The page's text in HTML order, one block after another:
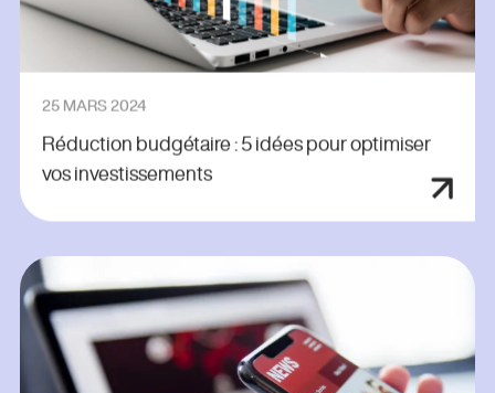
25 MARS 2024
Réduction budgétaire : 5 idées pour optimiser
vos investissements